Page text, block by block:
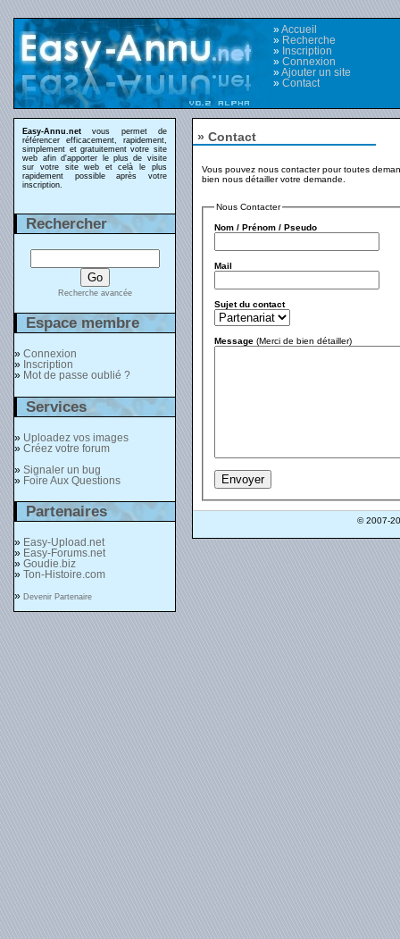
»Accueil
» Recherche
» Inscription
» Connexion
»Ajouter un site
» Contact
Easy-Annu.net vous permet de
référencer efficacement, rapidement,
simplement et gratuitement votre site
web afin d'apporter le plus de visite
sur votre site web et celà le plus
rapidement possible après votre
inscription.
Rechercher
Recherche avancée
Espace membre
» Connexion
» Inscription
» Mot de passe oublié ?
Services
» Uploadez vos images
» Créez votre forum
» Signaler un bug
» Foire Aux Questions
Partenaires
» Easy-Upload.net
» Easy-Forums.net
» Goudie.biz
» Ton-Histoire.com
» Devenir Partenaire
» Contact
Vous pouvez nous contacter pour toutes
bien nous détailler votre demande.
Nous Contacter
Nom / Prénom / Pseudo
Mail
Sujet du contact
Message (Merci de bien détailler)
© 2007-